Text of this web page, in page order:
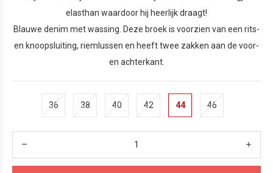
elasthan waardoor hij heerlijk draagt!
Blauwe denim met wassing. Deze broek is voorzien van een rits-
en knoopsluiting, riemlussen en heeft twee zakken aan de voor-
en achterkant.
36 38 40 42 44 46